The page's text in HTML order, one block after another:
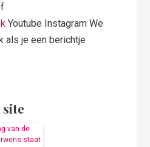
Youtube Instagram We
als je een berichtje